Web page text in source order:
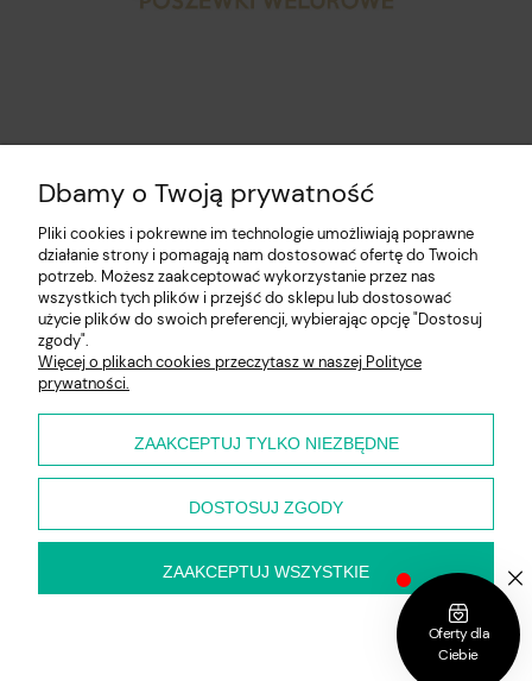
Pomoc
Moje konto
Płatności i dostawa
Dbamy o Twoją prywatność
Pliki cookies i pokrewne im technologie umożliwiają poprawne
działanie strony i pomagają nam dostosować ofertę do Twoich
potrzeb. Możesz zaakceptować wykorzystanie przez nas
wszystkich tych plików i przejść do sklepu lub dostosować
użycie plików do swoich preferencji, wybierając opcję "Dostosuj
zgody".
Więcej o plikach cookies przeczytasz w naszej Polityce
prywatności.
ZAAKCEPTUJ TYLKO NIEZBĘDNE
DOSTOSUJ ZGODY
ZAAKCEPTUJ WSZYSTKIE